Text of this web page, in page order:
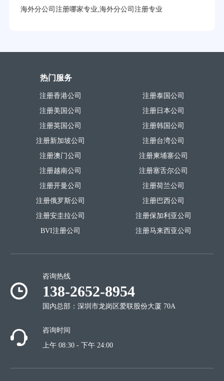
海外分公司注册哪家专业,海外分公司注册专业
热门服务
注册香港公司
注册美国公司
注册英国公司
注册新加坡公司
注册澳门公司
注册泰国公司
注册日本公司
注册韩国公司
注册台湾公司
注册柬埔寨公司
注册越南公司
注册开曼公司
注册俄罗斯公司
注册安圭拉公司
BVI注册公司
注册塞舌尔公司
注册荷兰公司
注册巴西公司
注册保加利亚公司
注册马来西亚公司
咨询热线
138-2652-8954
国内总部：深圳市龙岗区爱联股份大厦 70A
咨询时间
上午 08:30 - 下午 24:00